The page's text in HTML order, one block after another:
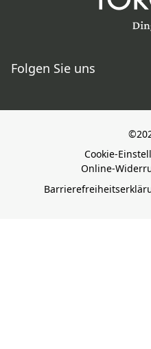
Folgen Sie uns
Cookie-
Online-